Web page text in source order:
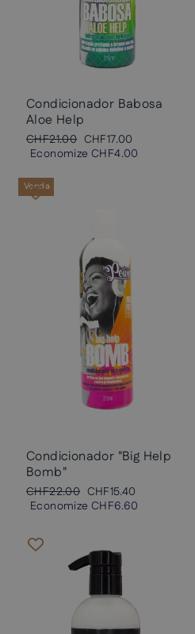
Condicionador Babosa
Aloe Help
Preço
normal
CHF21.00 Preço
promocional
CHF17.00
EconomizeCHF4.00
Venda
Condicionador "Big Help
Bomb"
Preço
normal
CHF22.00 Preço
promocional
CHF15.40
EconomizeCHF6.60